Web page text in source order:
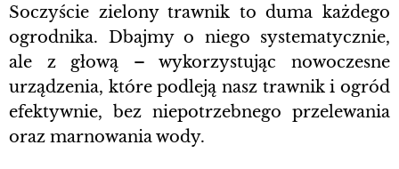
Soczyście zielony trawnik to duma każdego
ogrodnika. Dbajmy o niego systematycznie,
ale z głową – wykorzystując nowoczesne
urządzenia, które podleją nasz trawnik i ogród
efektywnie, bez niepotrzebnego przelewania
oraz marnowania wody.